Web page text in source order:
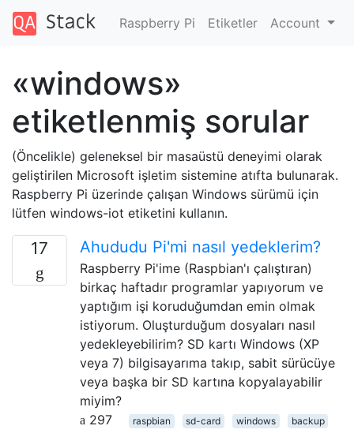
Raspberry Pi Etiketler Account
«windows»
etiketlenmiş sorular
(Öncelikle) geleneksel bir masaüstü deneyimi olarak
geliştirilen Microsoft işletim sistemine atıfta bulunarak.
Raspberry Pi üzerinde çalışan Windows sürümü için
lütfen windows-iot etiketini kullanın.
17 Ahududu Pi'mi nasıl yedeklerim?
Raspberry Pi'ime (Raspbian'ı çalıştıran)
birkaç haftadır programlar yapıyorum ve
yaptığım işi koruduğumdan emin olmak
istiyorum. Oluşturduğum dosyaları nasıl
yedekleyebilirim? SD kartı Windows (XP
veya 7) bilgisayarıma takıp, sabit sürücüye
veya başka bir SD kartına kopyalayabilir
miyim?
297
raspbian sd-card windows backup